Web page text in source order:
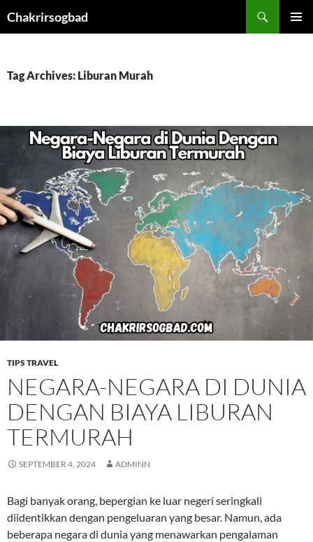
toChakrirsogbad
Tag Archives: Liburan Murah
TIPS TRAVEL
NEGARA-NEGARA DI DUNIA
DENGAN BIAYA LIBURAN
TERMURAH
SEPTEMBER 4, 2024 ADMINN
Bagi banyak orang, bepergian ke luar negeri seringkali
diidentikkan dengan pengeluaran yang besar. Namun, ada
beberapa negara di dunia yang menawarkan pengalaman